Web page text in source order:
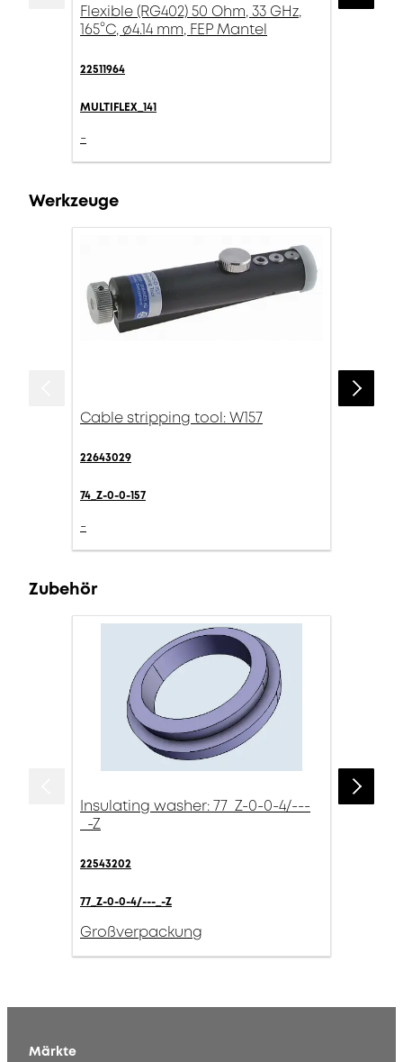
Flexible (RG402) 50 Ohm, 33 GHz,
165°C, ø4.14 mm, FEP Mantel
22511964
MULTIFLEX_141
-
Werkzeuge
Cable stripping tool: W157
22643029
74_Z-0-0-157
-
Zubehör
Insulating washer: 77_Z-0-0-4/---
_-Z
22543202
77_Z-0-0-4/---_-Z
Großverpackung
Märkte